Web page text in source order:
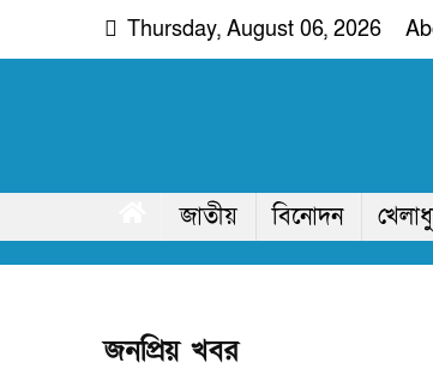
Thursday, August 06, 2026
দরিয়া নগর
অদৃশ্য খবরের আপোষহীন সত্য
জাতীয়
বিনোদন
জনপ্রিয় খবর